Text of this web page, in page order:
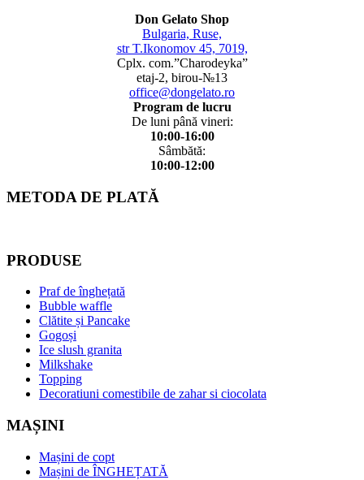
Don Gelato Shop
Bulgaria, Ruse,
str T.Ikonomov 45, 7019,
Cplx. com.”Charodeyka”
etaj-2, birou-№13
office@dongelato.ro
Program de lucru
De luni până vineri:
10:00-16:00
Sâmbătă:
10:00-12:00
METODA DE PLATĂ
PRODUSE
Praf de înghețată
Bubble waffle
Clătite și Pancake
Gogoși
Ice slush granita
Milkshake
Topping
Decoratiuni comestibile de zahar si ciocolata
MAȘINI
Mașini de copt
Mașini de ÎNGHEȚATĂ